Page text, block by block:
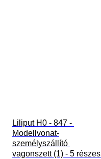
Liliput H0 - 847 -
Modellvonat-
személyszállító
vagonszett (1) - 5 részes